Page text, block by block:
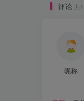
评论 共
昵称